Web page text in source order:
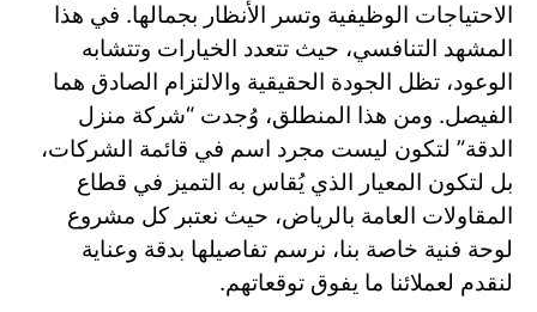
الاحتياجات الوظيفية وتسر الأنظار بجمالها. في هذا
المشهد التنافسي، حيث تتعدد الخيارات وتتشابه
الوعود، تظل الجودة الحقيقية والالتزام الصادق هما
الفيصل. ومن هذا المنطلق، وُجدت “شركة منزل
الدقة” لتكون ليست مجرد اسم في قائمة الشركات،
بل لتكون المعيار الذي يُقاس به التميز في قطاع
المقاولات العامة بالرياض، حيث نعتبر كل مشروع
لوحة فنية خاصة بنا، نرسم تفاصيلها بدقة وعناية
لنقدم لعملائنا ما يفوق توقعاتهم.